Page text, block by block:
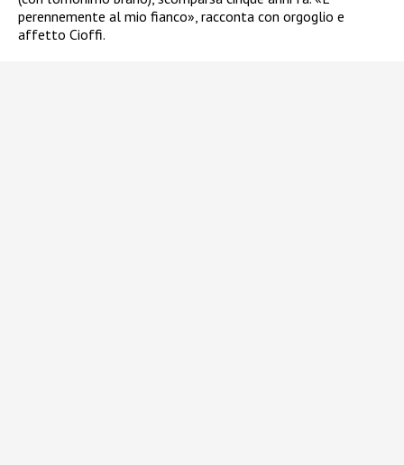
perennemente al mio fianco», racconta con orgoglio e
affetto Cioffi.